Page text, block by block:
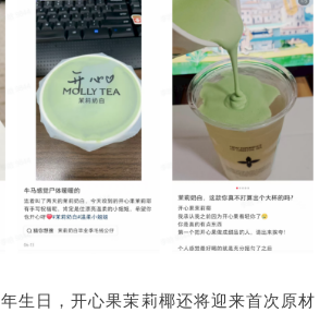
生日，开心果茉莉椰还将迎来首次原材